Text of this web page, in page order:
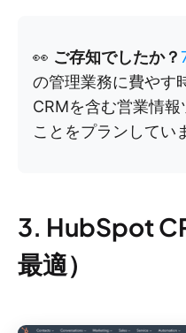
👀 ご存知でしたか？
の管理業務に費やす
CRMを含む営業情
ことをプランしてい
3. HubSpot
最適）